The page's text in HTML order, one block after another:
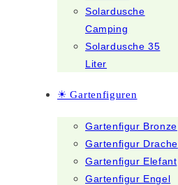
Solardusche
Camping
Solardusche 35
Liter
☀ Gartenfiguren
Gartenfigur Bronze
Gartenfigur Drache
Gartenfigur Elefant
Gartenfigur Engel